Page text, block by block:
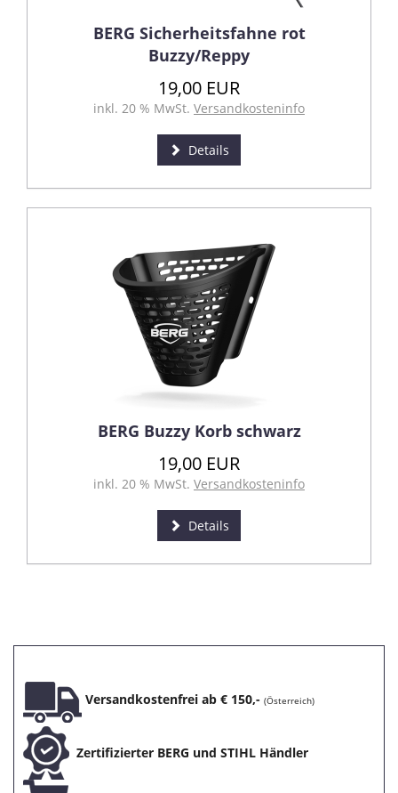
BERG Sicherheitsfahne rot
Buzzy/Reppy
19,00 EUR
inkl. 20 % MwSt. Versandkosteninfo
Details
BERG Buzzy Korb schwarz
19,00 EUR
inkl. 20 % MwSt. Versandkosteninfo
Details
Versandkostenfrei ab € 150,- (Österreich)
Zertifizierter BERG und STIHL Händler